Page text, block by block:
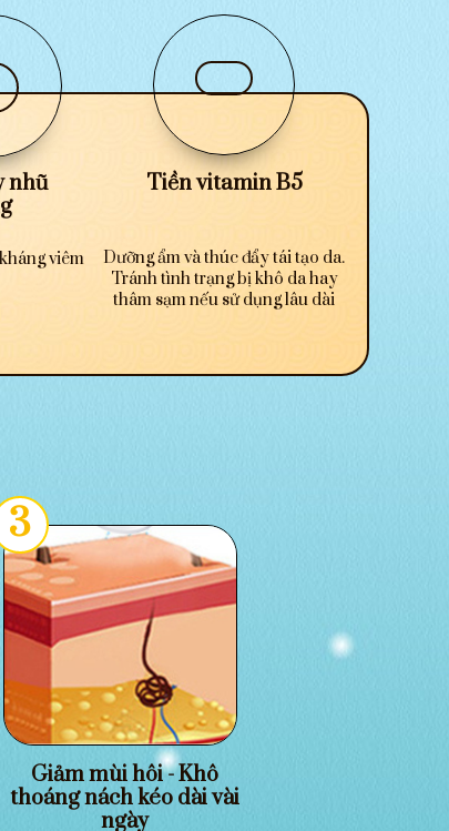
nhũ
viêm
Tiền vitamin B5
Dưỡng ẩm và thúc đẩy tái tạo da.
Tránh tình trạng bị khô da hay
thâm sạm nếu sử dụng lâu dài
Giảm mùi hôi - Khô
thoáng nách kéo dài vài
ngày
3